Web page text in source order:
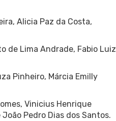
Alicia Paz da Costa,
de Lima Andrade, Fabio Luiz
Pinheiro, Márcia Emilly
Vinicius Henrique
Pedro Dias dos Santos.